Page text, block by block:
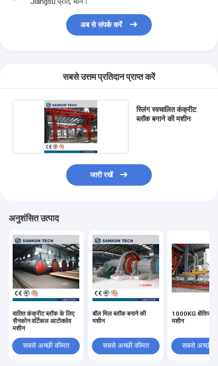
अब से संपर्क करें
सबसे उत्तम प्रतिदान प्राप्त करें
स्लिंग स्वचालित कंक्रीट
ब्लॉक बनाने की मशीन
जारी रखें
अनुशंसित उत्पाद
वातित कंक्रीट ब्लॉक के लिए
सैनकोन वर्टिकल आटोक्लेव
मशीन
सबसे अच्छी कीमत
बॉल मिल ब्लॉक बनाने की
मशीन
सबसे अच्छी कीमत
1000KG क्षैतिज
मशीन
सबसे अच्छी